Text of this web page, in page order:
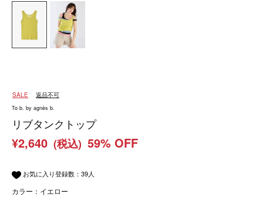
SALE 返品不可
To b. by agnès b.
リブタンクトップ
¥2,640 (税込) 59% OFF
お気に入り登録数： 39人
カラー：イエロー